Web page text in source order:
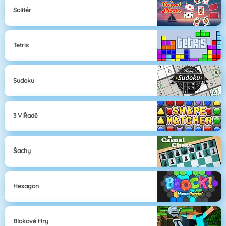
Solitér
Tetris
Sudoku
3 V Řadě
Šachy
Hexagon
Blokové Hry